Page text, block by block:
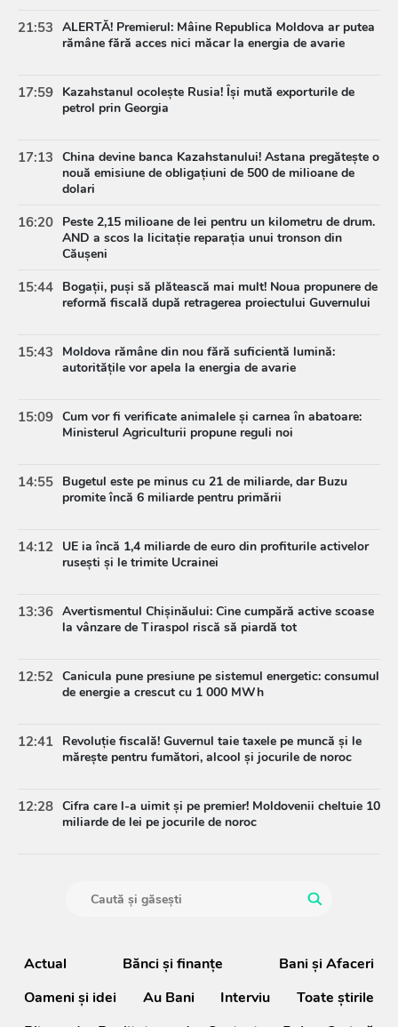
21:53 ALERTĂ! Premierul: Mâine Republica Moldova ar putea
rămâne fără acces nici măcar la energia de avarie
17:59 Kazahstanul ocolește Rusia! Își mută exporturile de
petrol prin Georgia
17:13 China devine banca Kazahstanului! Astana pregătește o
nouă emisiune de obligațiuni de 500 de milioane de
dolari
16:20 Peste 2,15 milioane de lei pentru un kilometru de drum.
AND a scos la licitație reparația unui tronson din
Căușeni
15:44 Bogații, puși să plătească mai mult! Noua propunere de
reformă fiscală după retragerea proiectului Guvernului
15:43
Moldova rămâne din nou fără suficientă lumină:
autoritățile vor apela la energia de avarie
15:09 Cum vor fi verificate animalele și carnea în abatoare:
Ministerul Agriculturii propune reguli noi
14:55 Bugetul este pe minus cu 21 de miliarde, dar Buzu
promite încă 6 miliarde pentru primării
14:12 UE ia încă 1,4 miliarde de euro din profiturile activelor
rusești și le trimite Ucrainei
13:36 Avertismentul Chișinăului: Cine cumpără active scoase
la vânzare de Tiraspol riscă să piardă tot
12:52 Canicula pune presiune pe sistemul energetic: consumul
de energie a crescut cu 1 000 MWh
12:41 Revoluție fiscală! Guvernul taie taxele pe muncă și le
mărește pentru fumători, alcool și jocurile de noroc
12:28 Cifra care l-a uimit și pe premier! Moldovenii cheltuie 10
miliarde de lei pe jocurile de noroc
Actual Bănci şi finanţe
Bani și Afaceri
Oameni şi idei
Au Bani Interviu
Toate știrile